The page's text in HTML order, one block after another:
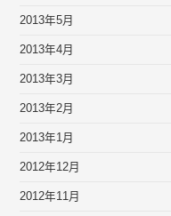
2013年5月
2013年4月
2013年3月
2013年2月
2013年1月
2012年12月
2012年11月